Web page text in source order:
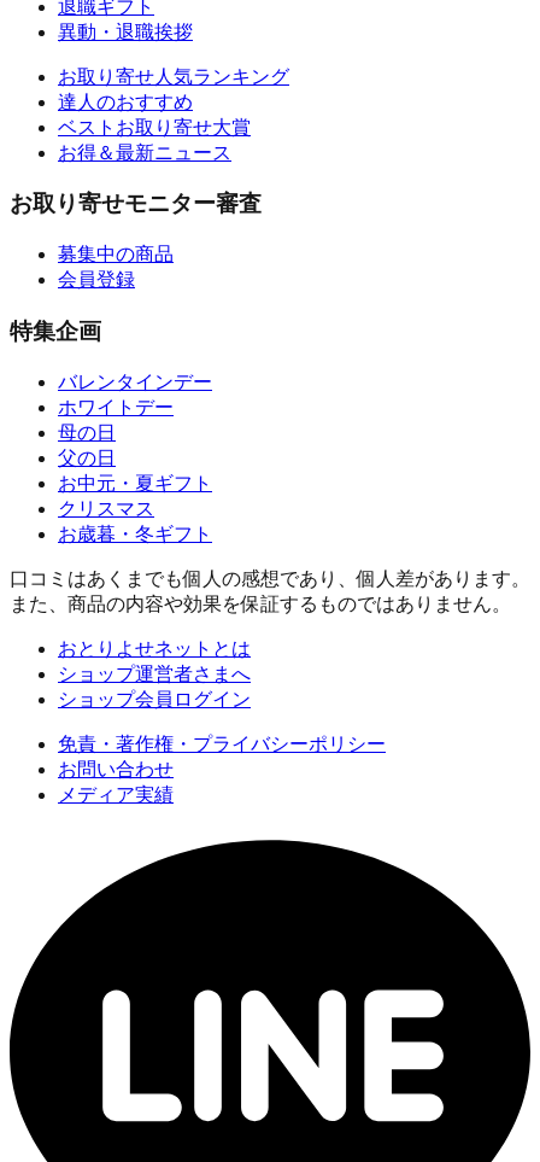
退職ギフト
異動・退職挨拶
お取り寄せ人気ランキング
達人のおすすめ
ベストお取り寄せ大賞
お得＆最新ニュース
お取り寄せモニター審査
募集中の商品
会員登録
特集企画
バレンタインデー
ホワイトデー
母の日
父の日
お中元・夏ギフト
クリスマス
お歳暮・冬ギフト
口コミはあくまでも個人の感想であり、個人差があります。
また、商品の内容や効果を保証するものではありません。
おとりよせネットとは
ショップ運営者さまへ
ショップ会員ログイン
免責・著作権・プライバシーポリシー
お問い合わせ
メディア実績